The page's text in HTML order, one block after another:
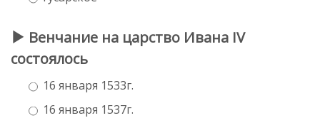
Венчание на царство Ивана IV
состоялось
16 января 1533г.
16 января 1537г.